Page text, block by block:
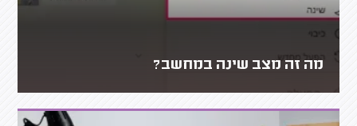
מה זה מצב שינה במחשב?